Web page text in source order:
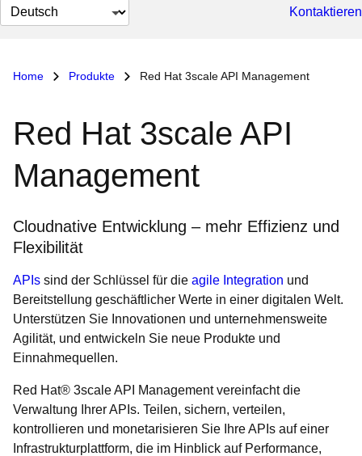
Sprache
auswählen
Kontaktieren
Home Produkte Red Hat 3scale API Management
Red Hat 3scale API
Management
Cloudnative Entwicklung – mehr Effizienz und
Flexibilität
APIs sind der Schlüssel für die agile Integration und
Bereitstellung geschäftlicher Werte in einer digitalen Welt.
Unterstützen Sie Innovationen und unternehmensweite
Agilität, und entwickeln Sie neue Produkte und
Einnahmequellen.
Red Hat® 3scale API Management vereinfacht die
Verwaltung Ihrer APIs. Teilen, sichern, verteilen,
kontrollieren und monetarisieren Sie Ihre APIs auf einer
Infrastrukturplattform, die im Hinblick auf Performance,